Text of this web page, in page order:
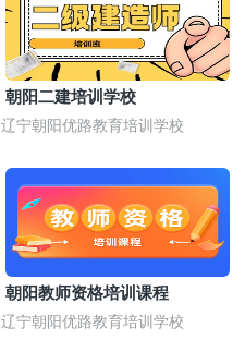
朝阳二建培训学校
辽宁朝阳优路教育培训学校
朝阳教师资格培训课程
辽宁朝阳优路教育培训学校